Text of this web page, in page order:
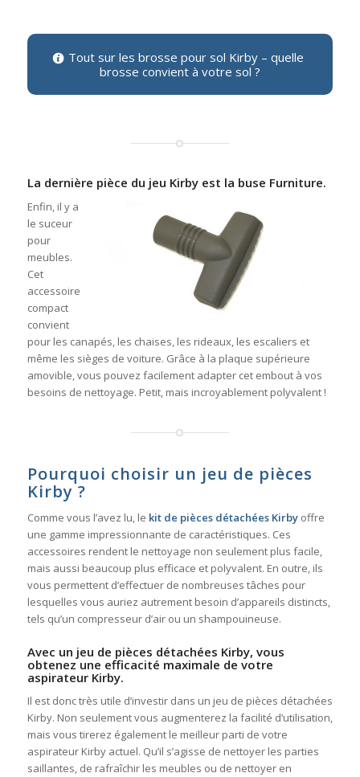
Tout sur les brosse pour sol Kirby – quelle
brosse convient à votre sol ?
La dernière pièce du jeu Kirby est la buse Furniture.
Enfin, il y a
le suceur
pour
meubles.
Cet
accessoire
compact
convient
pour les canapés, les chaises, les rideaux, les escaliers et
même les sièges de voiture. Grâce à la plaque supérieure
amovible, vous pouvez facilement adapter cet embout à vos
besoins de nettoyage. Petit, mais incroyablement polyvalent !
Pourquoi choisir un jeu de pièces
Kirby ?
Comme vous l’avez lu, le kit de pièces détachées Kirbyoffre
une gamme impressionnante de caractéristiques. Ces
accessoires rendent le nettoyage non seulement plus facile,
mais aussi beaucoup plus efficace et polyvalent. En outre, ils
vous permettent d’effectuer de nombreuses tâches pour
lesquelles vous auriez autrement besoin d’appareils distincts,
tels qu’un compresseur d’air ou un shampouineuse.
Avec un jeu de pièces détachées Kirby, vous
obtenez une efficacité maximale de votre
aspirateur Kirby.
Il est donc très utile d’investir dans un jeu de pièces détachées
Kirby. Non seulement vous augmenterez la facilité d’utilisation,
mais vous tirerez également le meilleur parti de votre
aspirateur Kirby actuel. Qu’il s’agisse de nettoyer les parties
saillantes, de rafraîchir les meubles ou de nettoyer en